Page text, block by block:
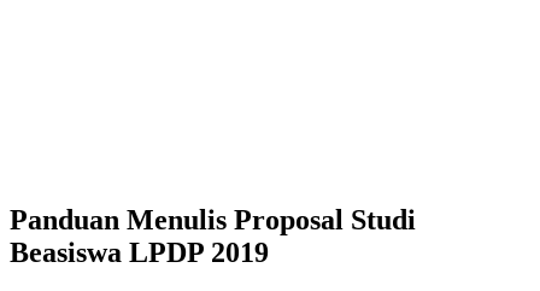
Panduan Menulis Proposal Studi
Beasiswa LPDP 2019